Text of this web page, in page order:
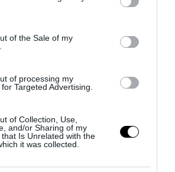
to Google and its third-party tags to
specified purposes in below Google
of the Sale of my
of processing my
Targeted Advertising.
of Collection, Use,
and/or Sharing of my
Is Unrelated with the
it was collected.